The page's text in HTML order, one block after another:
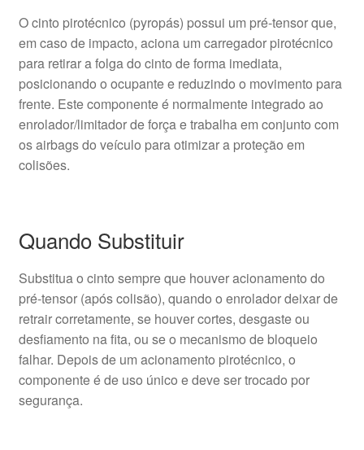
O cinto pirotécnico (pyropás) possui um pré-tensor que,
em caso de impacto, aciona um carregador pirotécnico
para retirar a folga do cinto de forma imediata,
posicionando o ocupante e reduzindo o movimento para
frente. Este componente é normalmente integrado ao
enrolador/limitador de força e trabalha em conjunto com
os airbags do veículo para otimizar a proteção em
colisões.
Quando Substituir
Substitua o cinto sempre que houver acionamento do
pré-tensor (após colisão), quando o enrolador deixar de
retrair corretamente, se houver cortes, desgaste ou
desfiamento na fita, ou se o mecanismo de bloqueio
falhar. Depois de um acionamento pirotécnico, o
componente é de uso único e deve ser trocado por
segurança.